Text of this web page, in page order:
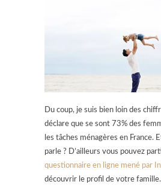
Du coup, je suis bien loin des
déclare que se sont 73% des
les tâches ménagères en France.
parle ? D’ailleurs vous pouvez
questionnaire en ligne mené par
découvrir le profil de votre famille.